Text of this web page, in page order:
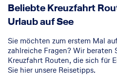
Beliebte Kreuzfahrt
Urlaub auf See
Sie möchten zum erstem Mal
zahlreiche Fragen? Wir beraten
Kreuzfahrt Routen, die sich für
Sie hier unsere Reisetipps.